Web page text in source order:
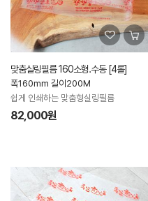
맞춤실링필름 160소형.수동 [4롤]
폭160mm 길이200M
쉽게 인쇄하는 맞춤형실링필름
82,000원